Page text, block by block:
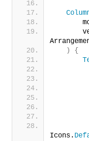
)
{
Icons.